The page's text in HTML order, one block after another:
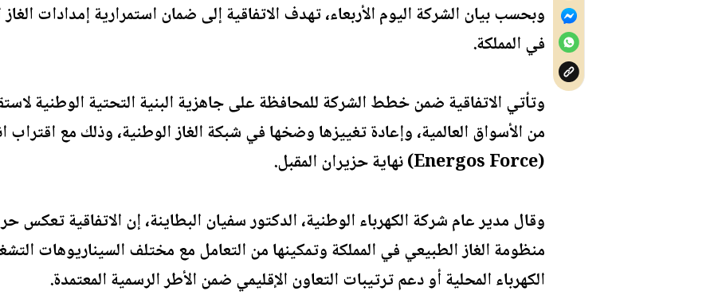
وبحسب بيان الشركة اليوم الأربعاء، تهدف الاتفاقية إلى ضمان استمرارية إمدادات
في المملكة.
وتأتي الاتفاقية ضمن خطط الشركة للمحافظة على جاهزية البنية التحتية الوطنية
من الأسواق العالمية، وإعادة تغييزها وضخها في شبكة الغاز الوطنية، وذلك مع اقتراب
(Energos Force) نهاية حزيران المقبل.
وقال مدير عام شركة الكهرباء الوطنية، الدكتور سفيان البطاينة، إن الاتفاقية
منظومة الغاز الطبيعي في المملكة وتمكينها من التعامل مع مختلف السيناريوهات
الكهرباء المحلية أو دعم ترتيبات التعاون الإقليمي ضمن الأطر الرسمية المعتمدة.